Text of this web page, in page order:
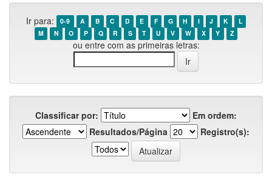
Ir para: 0-9 A B C D E F G H I J K
L
M
N O P Q R S T U V W X Y Z
ou entre com as primeiras letras:
Classificar por:
Em ordem:
Resultados/Página
Registro(s):